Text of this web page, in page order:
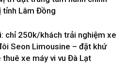
tỉnh Lâm Đồng
chỉ 250k/khách trải nghiệm xe
Seon Limousine – đặt khứ
xe máy vi vu Đà Lạt